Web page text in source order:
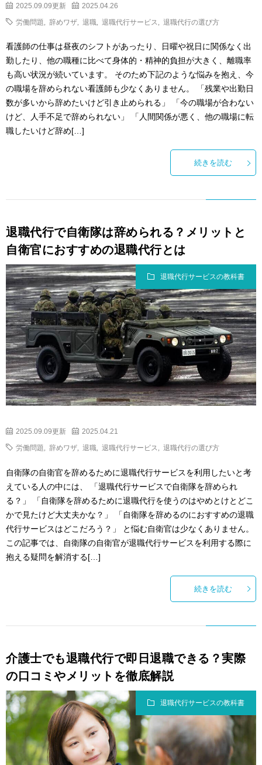
2025.09.09更新 2025.04.26
労働問題 辞めワザ 退職 退職代行サービス 退職代行の選び方
看護師の仕事は昼夜のシフトがあったり、日曜や祝日に関係なく出
勤したり、他の職種に比べて身体的・精神的負担が大きく、離職率
も高い状況が続いています。 そのため下記のような悩みを抱え、今
の職場を辞められない看護師も少なくありません。 「残業や出勤日
数が多いから辞めたいけど引き止められる」 「今の職場が合わない
けど、人手不足で辞められない」 「人間関係が悪く、他の職場に転
職したいけど辞め[…]
続きを読む
退職代行で自衛隊は辞められる？メリットと
自衛官におすすめの退職代行とは
退職代行サービスの教科書
2025.09.09更新 2025.04.21
労働問題 辞めワザ 退職 退職代行サービス 退職代行の選び方
自衛隊の自衛官を辞めるために退職代行サービスを利用したいと考
えている人の中には、 「退職代行サービスで自衛隊を辞められ
る？」 「自衛隊を辞めるために退職代行を使うのはやめとけとどこ
かで見たけど大丈夫かな？」 「自衛隊を辞めるのにおすすめの退職
代行サービスはどこだろう？」 と悩む自衛官は少なくありません。
この記事では、自衛隊の自衛官が退職代行サービスを利用する際に
抱える疑問を解消する[…]
続きを読む
介護士でも退職代行で即日退職できる？実際
の口コミやメリットを徹底解説
退職代行サービスの教科書